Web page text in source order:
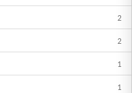
2
2
1
1